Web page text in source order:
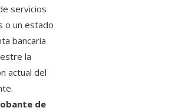
servicios
o un estado
bancaria
la
actual del
de